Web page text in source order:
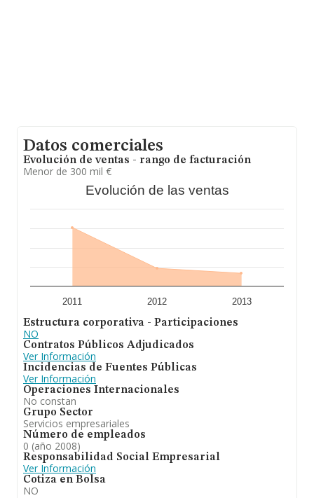
Datos comerciales
Evolución de ventas - rango de facturación
Menor de 300 mil €
Evolución de las ventas
2011 2012 2013
Estructura corporativa - Participaciones
NO
Contratos Públicos Adjudicados
Ver Información
Incidencias de Fuentes Públicas
Ver Información
Operaciones Internacionales
No constan
Grupo Sector
Servicios empresariales
Número de empleados
0 (año 2008)
Responsabilidad Social Empresarial
Ver Información
Cotiza en Bolsa
NO